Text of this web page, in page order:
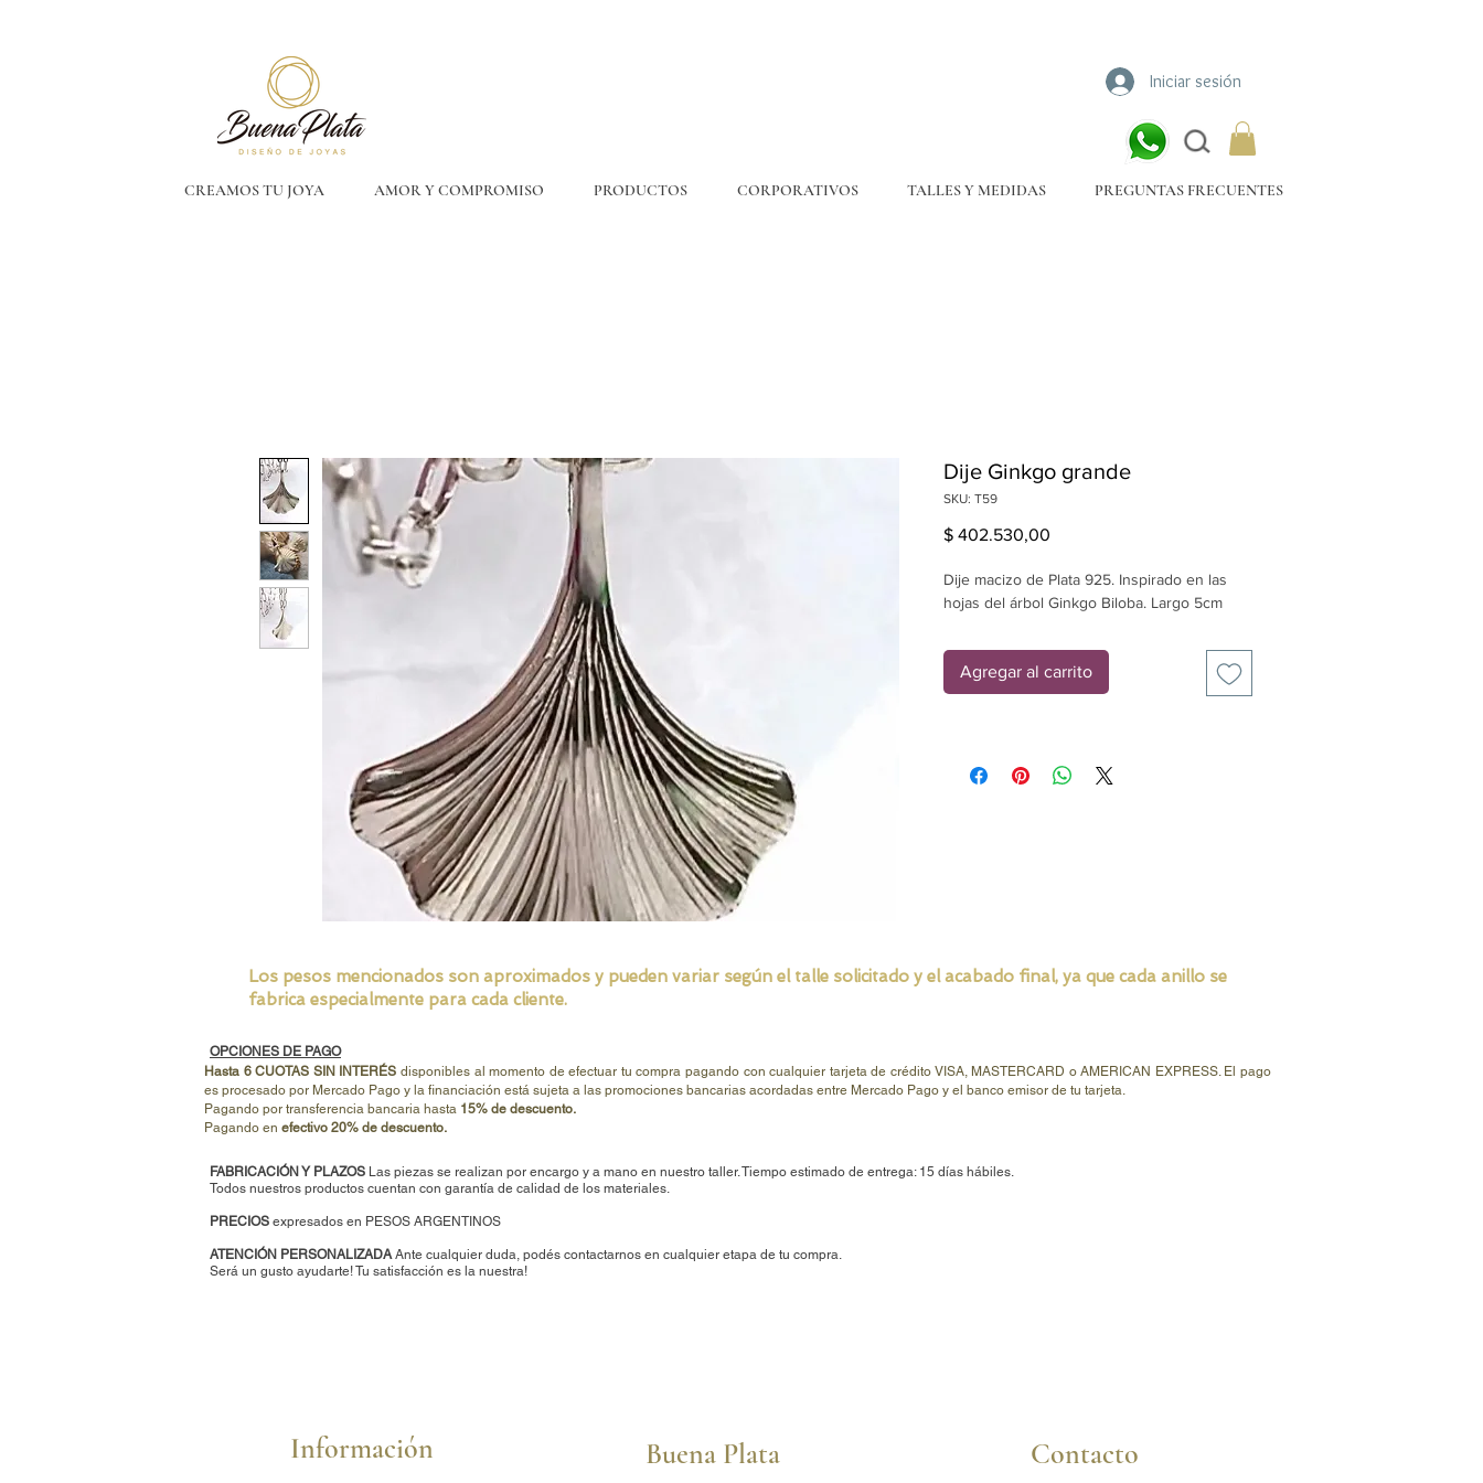
Iniciar sesión
CREAMOS TU JOYA AMOR Y COMPROMISO PRODUCTOS CORPORATIVOS TALLES Y MEDIDAS PREGUNTAS FRECUENTES
Dije Ginkgo grande
SKU: T59
$ 402.530,00
Dije macizo de Plata 925. Inspirado en las
hojas del árbol Ginkgo Biloba. Largo 5cm
Agregar al carrito
Los pesos mencionados son aproximados y pueden variar según el talle solicitado y el acabado final, ya que cada anillo se
fabrica especialmente para cada cliente.
OPCIONES DE PAGO
Hasta 6 CUOTAS SIN INTERÉS disponibles al momento de efectuar tu compra pagando con cualquier tarjeta de crédito VISA, MASTERCARD o AMERICAN EXPRESS. El pago
es procesado por Mercado Pago y la financiación está sujeta a las promociones bancarias acordadas entre Mercado Pago y el banco emisor de tu tarjeta.
Pagando por transferencia bancaria hasta 15% de descuento.
Pagando en efectivo 20% de descuento.
FABRICACIÓN Y PLAZOS Las piezas se realizan por encargo y a mano en nuestro taller. Tiempo estimado de entrega: 15 días hábiles.
Todos nuestros productos cuentan con garantía de calidad de los materiales.
PRECIOS expresados en PESOS ARGENTINOS
ATENCIÓN PERSONALIZADAAnte cualquier duda, podés contactarnos en cualquier etapa de tu compra.
Será un gusto ayudarte!Tu satisfacción es la nuestra!
Información Buena Plata Contacto